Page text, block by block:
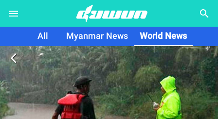
search
All Myanmar News World News
arrow_back_ios